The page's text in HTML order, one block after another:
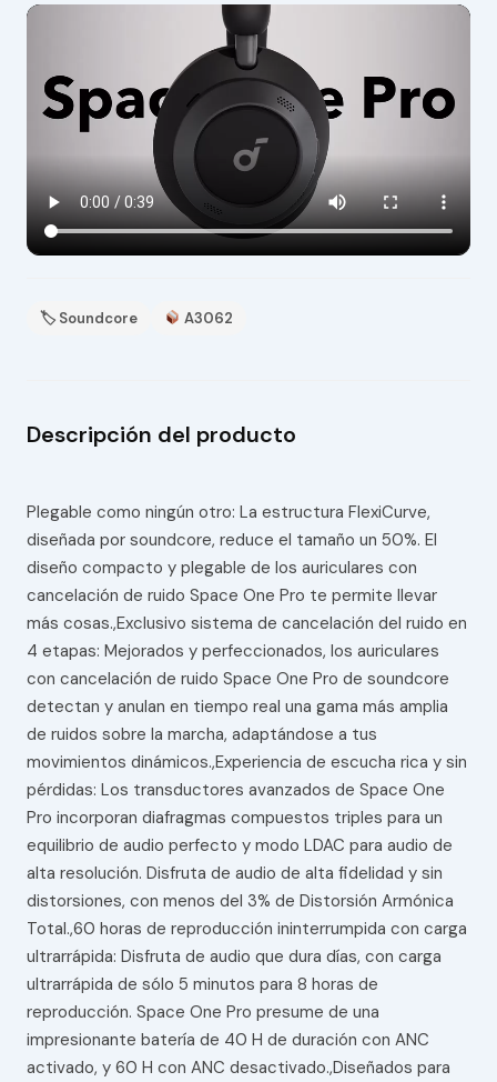
🏷 Soundcore A3062
Descripción del producto
Plegable como ningún otro: La estructura FlexiCurve,
diseñada por soundcore, reduce el tamaño un 50%. El
diseño compacto y plegable de los auriculares con
cancelación de ruido Space One Pro te permite llevar
más cosas.,Exclusivo sistema de cancelación del ruido en
4 etapas: Mejorados y perfeccionados, los auriculares
con cancelación de ruido Space One Pro de soundcore
detectan y anulan en tiempo real una gama más amplia
de ruidos sobre la marcha, adaptándose a tus
movimientos dinámicos.,Experiencia de escucha rica y sin
pérdidas: Los transductores avanzados de Space One
Pro incorporan diafragmas compuestos triples para un
equilibrio de audio perfecto y modo LDAC para audio de
alta resolución. Disfruta de audio de alta fidelidad y sin
distorsiones, con menos del 3% de Distorsión Armónica
Total.,60 horas de reproducción ininterrumpida con carga
ultrarrápida: Disfruta de audio que dura días, con carga
ultrarrápida de sólo 5 minutos para 8 horas de
reproducción. Space One Pro presume de una
impresionante batería de 40 H de duración con ANC
activado, y 60 H con ANC desactivado.,Diseñados para